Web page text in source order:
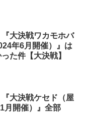
『大決戦ワカモホバ
年6月開催）』は
た件【大決戦】
『大決戦ケセド（屋
月開催）』全部